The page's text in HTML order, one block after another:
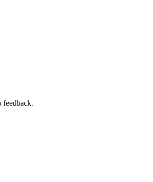
feedback.